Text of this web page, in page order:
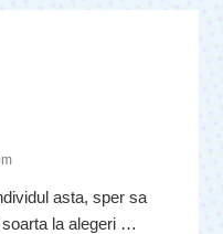
asta, sper sa
la alegeri …